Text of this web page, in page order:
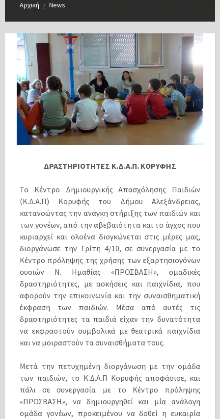
Αρχική / News
ΔΡΑΣΤΗΡΙΟΤΗΤΕΣ Κ.Δ.Α.Π. ΚΟΡΥΦΗΣ
Το Κέντρο Δημιουργικής Απασχόλησης Παιδιών
(Κ.Δ.Α.Π) Κορυφής του Δήμου Αλεξάνδρειας,
κατανοώντας την ανάγκη στήριξης των παιδιών και
των γονέων, από την αβεβαιότητα και το άγχος που
κυριαρχεί και ολοένα διογκώνεται στις μέρες μας,
διοργάνωσε την Τρίτη 4/10, σε συνεργασία με το
Κέντρο πρόληψης της χρήσης των εξαρτησιογόνων
ουσιών Ν. Ημαθίας «ΠΡΟΣΒΑΣΗ», ομαδικές
δραστηριότητες, με ασκήσεις και παιχνίδια, που
αφορούν την επικοινωνία και την συναισθηματική
έκφραση των παιδιών. Μέσα από αυτές τις
δραστηριότητες τα παιδιά είχαν την δυνατότητα
να εκφραστούν συμβολικά με θεατρικά παιχνίδια
και να μοιραστούν τα συναισθήματα τους.
Μετά την πετυχημένη διοργάνωση με την ομάδα
των παιδιών, το Κ.Δ.Α.Π Κορυφής αποφάσισε, και
πάλι σε συνεργασία με το Κέντρο πρόληψης
«ΠΡΟΣΒΑΣΗ», να δημιουργηθεί και μία ανάλογη
ομάδα γονέων, προκειμένου να δοθεί η ευκαιρία